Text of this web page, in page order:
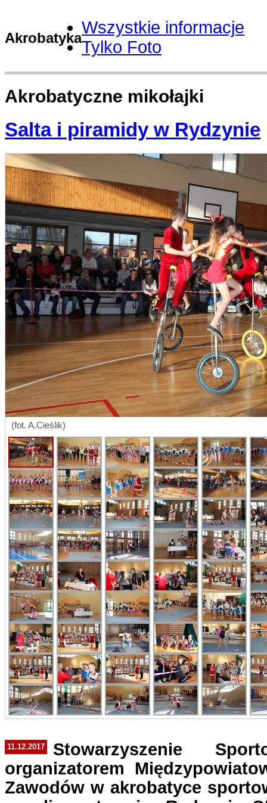
Akrobatyka
Wszystkie informacje
Tylko Foto
Akrobatyczne mikołajki
Salta i piramidy w Rydzynie
(fot. A.Cieślik)
11.12.2017
Stowarzyszenie
organizatorem
Zawodów w akrobatyce